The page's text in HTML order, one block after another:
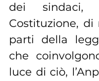
dei sindaci,
Costituzione,
parti della
che
luce di ciò,